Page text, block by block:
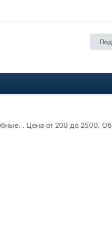
. Цена от 200 до 2500.